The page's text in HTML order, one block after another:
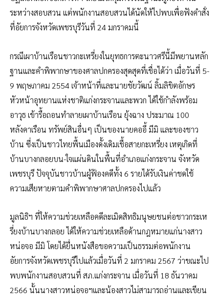
ระหว่างสอบสวน แต่พนักงานสอบสวนได้นัดให้ไปพบเพื่อฟังคำสั่ง
ที่อัยการจังหวัดเพชรบุรีวันที่ 24 มกราคมนี้
กรณีเผาบ้านเรือนชาวกะเหรี่ยงในยุทธการตะนาวศรีนี้มีพยานหลัก
ฐานและคำพิพากษาของศาลปกครองสุดสุดที่เชื่อได้ว่า เมื่อวันที่ 5-
9 พฤษภาคม 2554 เจ้าหน้าที่และนายชัยวัฒน์ ลิ้มลิขิตอักษร
หัวหน้าอุทยานแห่งชาติแก่งกระจานและพวก ได้ใช้กำลังพร้อม
อาวุธ เข้ารื้อถอนทำลายเผาบ้านเรือน ยุ้งฉาง ประมาณ 100
หลังคาเรือน ทรัพย์สินอื่นๆ เป็นของนายคออี้ มีมิ และของชาว
บ้าน ซี่งเป็นชาวไทยพื้นเมืองดั้งเดิมเชื้อสายกะเหรี่ยง เหตุเกิดที่
บ้านบางกลอยบน-ใจแผ่นดินในพื้นที่อำเภอแก่งกระจาน จังหวัด
เพชรบุรี ปัจจุบันชาวบ้านผู้ฟ้องคดีทั้ง 6 รายได้รับเงินค่าชดใช้
ความเสียหายตามคำพิพากษาศาลปกครองไปแล้ว
มูลนิธิฯ ที่ให้ความช่วยเหลือคดีละเมิดสิทธิมนุษยชนต่อชาวกระเห
รี่ยงบ้านบางกลอย ได้ให้ความช่วยเหลือด้านกฎหมายแก่นางสาว
หน่อจอ มีมิ โดยได้ยื่นหนังสือขอความเป็นธรรมต่อพนักงาน
อัยการจังหวัดเพชรบุรีไปแล้วเมื่อวันที่ 2 มกราคม 2567 ว่าขณะไป
พบพนักงานสอบสวนที่ สภ.แก่งกระจาน เมื่อวันที่ 18 ธันวาคม
2566 นั้นนางสาวหน่อจอฯและน้องสาวไม่สามารถอ่านและเขียน